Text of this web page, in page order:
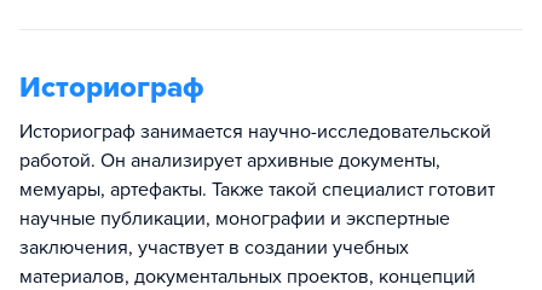
Историограф
Историограф занимается научно-исследовательской
работой. Он анализирует архивные документы,
мемуары, артефакты. Также такой специалист готовит
научные публикации, монографии и экспертные
заключения, участвует в создании учебных
материалов, документальных проектов, концепций